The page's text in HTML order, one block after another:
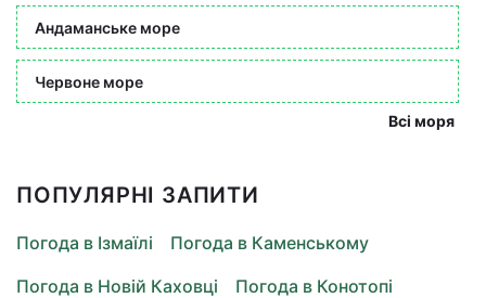
Андаманське море
Червоне море
Всі моря
ПОПУЛЯРНІ ЗАПИТИ
Погода в Ізмаїлі
Погода в Каменському
Погода в Новій Каховці
Погода в Конотопі